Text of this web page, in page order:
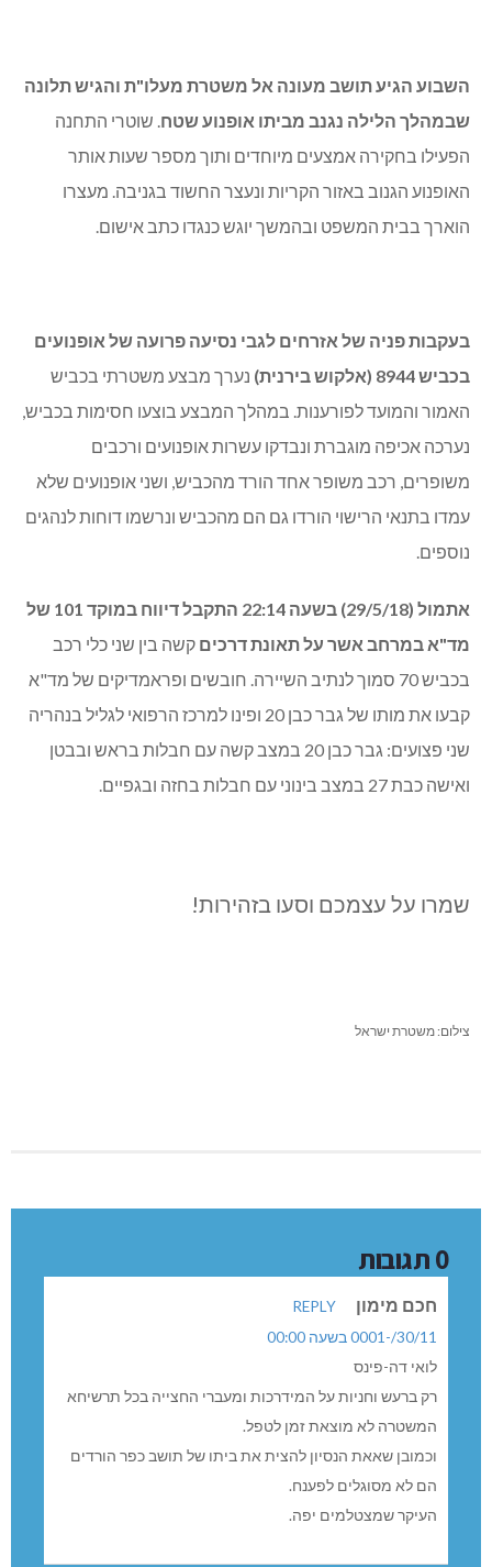
השבוע הגיע תושב מעונה אל משטרת מעלו"ת והגיש תלונה
שבמהלך הלילה נגנב מביתו אופנוע שטח . שוטרי התחנה
הפעילו בחקירה אמצעים מיוחדים ותוך מספר שעות אותר
האופנוע הגנוב באזור הקריות ונעצר החשוד בגניבה. מעצרו
הוארך בבית המשפט ובהמשך יוגש כנגדו כתב אישום.
בעקבות פניה של אזרחים לגבי נסיעה פרועה של אופנועים
בכביש 8944 (אלקוש בירנית)
נערך מבצע משטרתי בכביש
האמור והמועד לפורענות. במהלך המבצע בוצעו חסימות בכביש,
נערכה אכיפה מוגברת ונבדקו עשרות אופנועים ורכבים
משופרים, רכב משופר אחד הורד מהכביש, ושני אופנועים שלא
עמדו בתנאי הרישוי הורדו גם הם מהכביש ונרשמו דוחות לנהגים
נוספים.
אתמול (29/5/18) בשעה 22:14 התקבל דיווח במוקד 101 של
מד"א במרחב אשר על תאונת דרכים קשה בין שני כלי רכב
בכביש 70 סמוך לנתיב השיירה. חובשים ופראמדיקים של מד"א
קבעו את מותו של גבר כבן 20 ופינו למרכז הרפואי לגליל בנהריה
שני פצועים: גבר כבן 20 במצב קשה עם חבלות בראש ובבטן
ואישה כבת 27 במצב בינוני עם חבלות בחזה ובגפיים.
שמרו על עצמכם וסעו בזהירות!
צילום: משטרת ישראל
0 תגובות
חכם מימון
REPLY
30/11/-0001 בשעה 00:00
לואי דה-פינס
רק ברעש וחניות על המידרכות ומעברי החצייה בכל תרשיחא
המשטרה לא מוצאת זמן לטפל.
וכמובן שאאת הנסיון להצית את ביתו של תושב כפר הורדים
הם לא מסוגלים לפענח.
העיקר שמצטלמים יפה.